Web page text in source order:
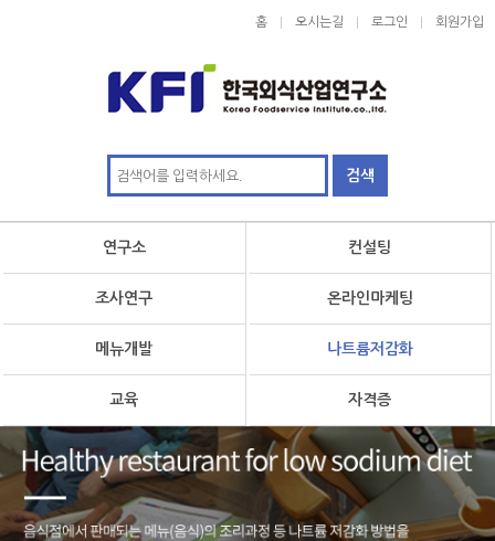
홈 오시는길 로그인 회원가입
연구소 컨설팅
조사연구 온라인마케팅
메뉴개발 나트륨저감화
교육 자격증